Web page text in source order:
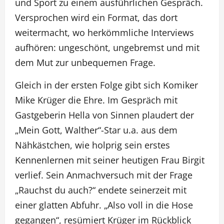
und Sport zu einem ausführlichen Gespräch.
Versprochen wird ein Format, das dort
weitermacht, wo herkömmliche Interviews
aufhören: ungeschönt, ungebremst und mit
dem Mut zur unbequemen Frage.
Gleich in der ersten Folge gibt sich Komiker
Mike Krüger die Ehre. Im Gespräch mit
Gastgeberin Hella von Sinnen plaudert der
„Mein Gott, Walther“-Star u.a. aus dem
Nähkästchen, wie holprig sein erstes
Kennenlernen mit seiner heutigen Frau Birgit
verlief. Sein Anmachversuch mit der Frage
„Rauchst du auch?“ endete seinerzeit mit
einer glatten Abfuhr. „Also voll in die Hose
gegangen“, resümiert Krüger im Rückblick